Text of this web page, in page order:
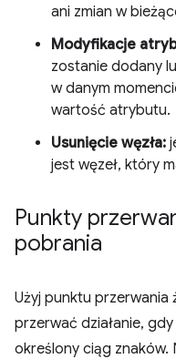
ani zmian w
Modyfikacje
zostanie dodany
w danym
wartość atrybutu.
Usunięcie węzła:
jest węzeł, który
Punkty
pobrania
Użyj punktu przerwania
przerwać działanie,
określony ciąg znaków.